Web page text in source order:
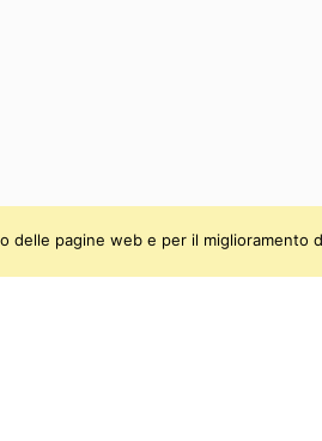
pagine web e per il miglioramento